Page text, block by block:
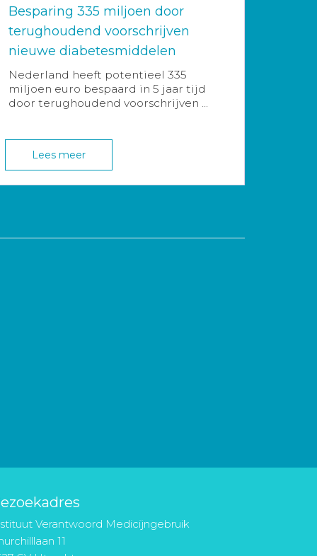
Besparing 335 miljoen door
terughoudend voorschrijven
nieuwe diabetesmiddelen
Nederland heeft potentieel 335
miljoen euro bespaard in 5 jaar tijd
door terughoudend voorschrijven ...
Lees meer
Verantwoord Medicijngebruik
11